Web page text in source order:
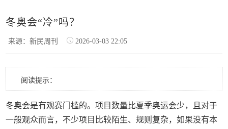
冬奥会“冷”吗？
来源：新民周刊 2026-03-03 22:05
阅读提示：
冬奥会是有观赛门槛的。项目数量比夏季奥运会少，且对于
一般观众而言，不少项目比较陌生、规则复杂，如果没有本